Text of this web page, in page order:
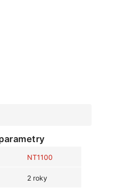
NT1100
2 roky